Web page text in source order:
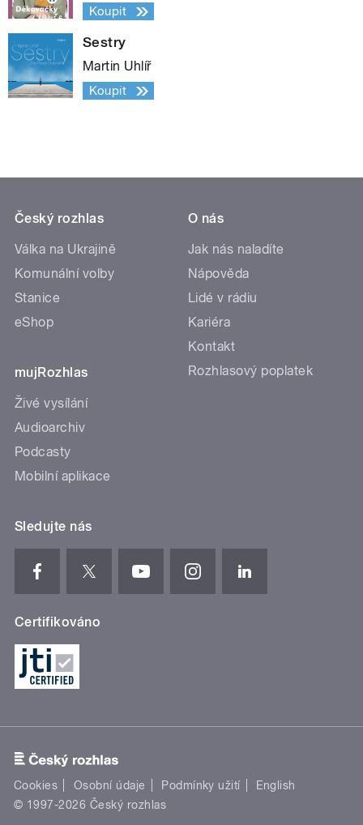
Koupit
Sestry
Martin Uhlíř
Koupit
Český rozhlas
Válka na Ukrajině
Komunální volby
Stanice
eShop
mujRozhlas
Živé vysílání
Audioarchiv
Podcasty
Mobilní aplikace
O nás
Jak nás naladíte
Nápověda
Lidé v rádiu
Kariéra
Kontakt
Rozhlasový poplatek
Sledujte nás
Certifikováno
Cookies Osobní údaje Podmínky užití
English
© 1997-2026 Český rozhlas